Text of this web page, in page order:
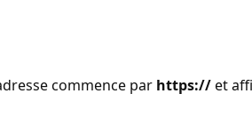
commence par https://et